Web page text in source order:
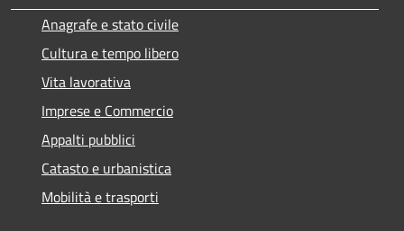
Anagrafe e stato civile
Cultura e tempo libero
Vita lavorativa
Imprese e Commercio
Appalti pubblici
Catasto e urbanistica
Mobilità e trasporti